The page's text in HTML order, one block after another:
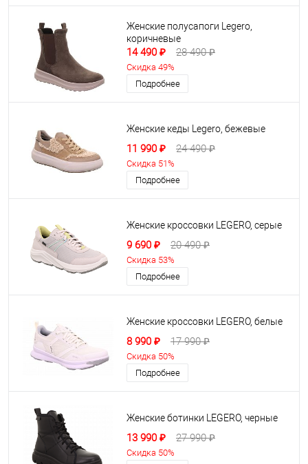
Женские полусапоги Legero,
коричневые
14 490 ₽ 28 490 ₽
Скидка 49%
Подробнее
Женские кеды Legero, бежевые
11 990 ₽ 24 490 ₽
Скидка 51%
Подробнее
Женские кроссовки LEGERO, серые
9 690 ₽ 20 490 ₽
Скидка 53%
Подробнее
Женские кроссовки LEGERO, белые
8 990 ₽ 17 990 ₽
Скидка 50%
Подробнее
Женские ботинки LEGERO, черные
13 990 ₽ 27 990 ₽
Скидка 50%